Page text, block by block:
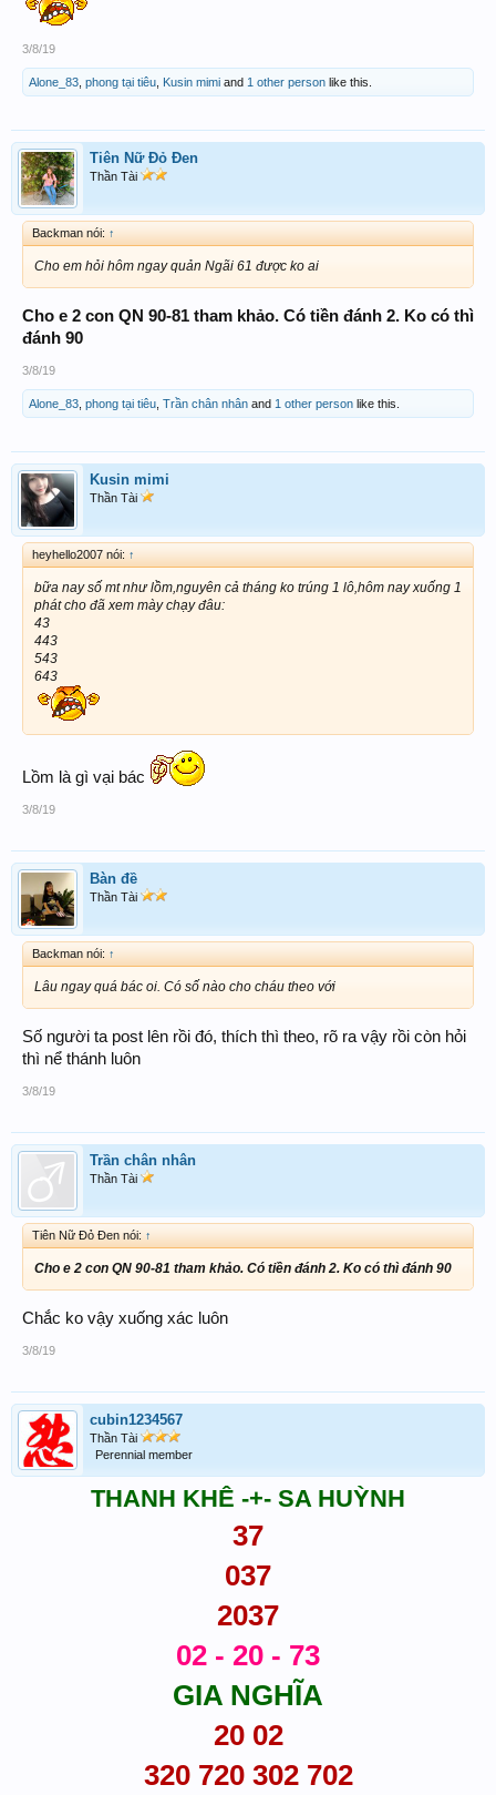
3/8/19
Alone_83 phong tại tiêu Kusin mimi and 1 other person like this.
Tiên Nữ Đỏ Đen
Thần Tài
Backman nói: ↑
Cho em hỏi hôm ngay quản Ngãi 61 được ko ai
Cho e 2 con QN 90-81 tham khảo. Có tiền đánh 2. Ko có thì
đánh 90
3/8/19
Alone_83 phong tại tiêu Trần chân nhân and 1 other person like this.
Kusin mimi
Thần Tài
heyhello2007 nói: ↑
bữa nay số mt như lồm,nguyên cả tháng ko trúng 1 lô,hôm nay xuống 1
phát cho đã xem mày chạy đâu:
43
443
543
643
Lồm là gì vại bác
3/8/19
Bàn đề
Thần Tài
Backman nói: ↑
Lâu ngay quá bác oi. Có số nào cho cháu theo với
Số người ta post lên rồi đó, thích thì theo, rõ ra vậy rồi còn hỏi
thì nể thánh luôn
3/8/19
Trần chân nhân
Thần Tài
Tiên Nữ Đỏ Đen nói: ↑
Cho e 2 con QN 90-81 tham khảo. Có tiền đánh 2. Ko có thì đánh 90
Chắc ko vậy xuống xác luôn
3/8/19
cubin1234567
Thần Tài
Perennial member
THANH KHÊ -+- SA HUỲNH
37
037
2037
02 - 20 - 73
GIA NGHĨA
20 02
320 720 302 702